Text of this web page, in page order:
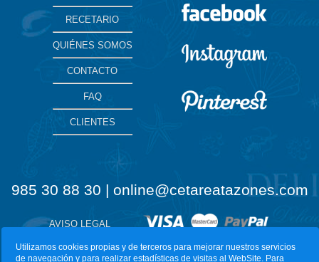
RECETARIO
QUIÉNES SOMOS
CONTACTO
FAQ
CLIENTES
985 30 88 30 | online@cetareatazones.com
AVISO LEGAL
Utilizamos cookies propias y de terceros para mejorar nuestros servicios
de navegación y para realizar estadísticas de visitas al WebSite. Para